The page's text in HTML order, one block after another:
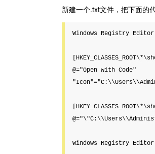
新建一个.txt文件，把下面的
Windows Registry
@="Open with Code"
Windows Registry